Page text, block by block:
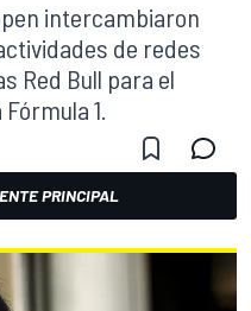
intercambiaron
de redes
Red Bull para el
1.
PRINCIPAL